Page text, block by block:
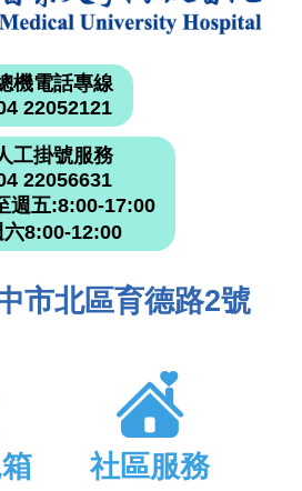
機電話專線
22052121
工掛號服務
22056631
週五:8:00-17:00
六8:00-12:00
市北區育德路2號
社區服務